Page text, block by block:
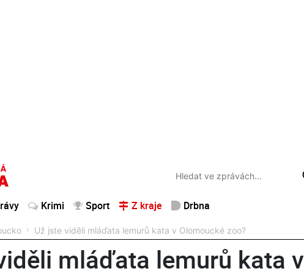
Krimi Sport Z kraje Drbna
Už jste viděli mláďata lemurů kata v Olomoucké zoo?
mláďata lemurů kata v